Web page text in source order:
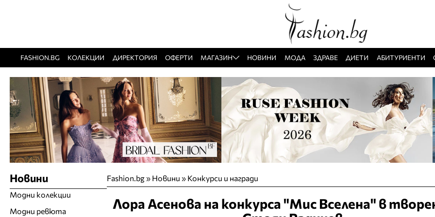
FASHION.BG КОЛЕКЦИИ ДИРЕКТОРИЯ ОФЕРТИ МАГАЗИН НОВИНИ МОДА ЗДРАВЕ ДИЕТИ АБИТУРИЕНТИ
Fashion.bg» Новини » Конкурси и награди
Лора Асенова на конкурса "Мис Вселена" в
Новини
Модни колекции
Модни ревюта